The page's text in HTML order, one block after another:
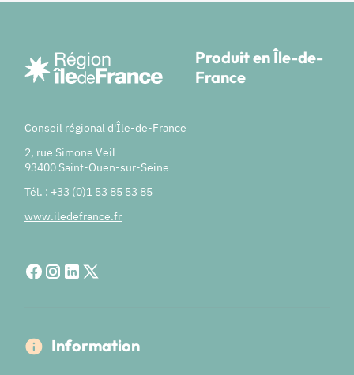
Produit en Île-de-
France
Conseil régional d'Île-de-France
2, rue Simone Veil
93400 Saint-Ouen-sur-Seine
Tél. : +33 (0)1 53 85 53 85
www.iledefrance.fr
Information